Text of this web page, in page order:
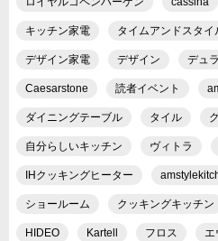
キッチン家電 タイムアンドスタイ
デザイン家電 デザイン デュ
Caesarstone 読者イベント
ダイニングテーブル タイル
自分らしいキッチン ヴィトラ
IHクッキングヒーター
ショールーム クッキングキッチン
HIDEO Kartell フロス エ